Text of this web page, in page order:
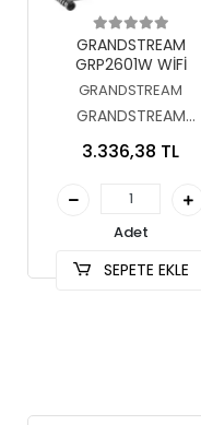
Sepete Ekle
GRANDSTREAM
GRP2601W WİFİ
GRANDSTREAM
GRANDSTREAM
3.336,38 TL
Adet
SEPETE EKLE